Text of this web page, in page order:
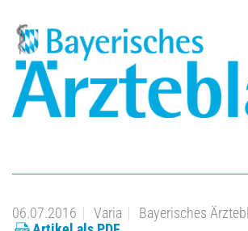
06.07.2016 Varia
Bayerisches